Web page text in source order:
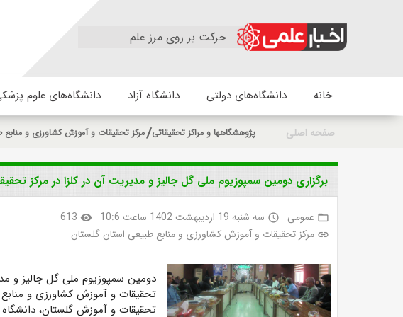
حرکت بر روی مرز علم
خانه دانشگاه‌های دولتی دانشگاه آزاد دانشگاه‌های علوم
صفحه اصلی پژوهشگاهها و مراکز تحقیقاتی مرکز تحقیقات و آموزش کشاورزی و منابع
برگزاری دومین سمپوزیوم ملی گل جالیز و مدیریت آن در کلزا در مرکز
folder_open عمومی access_time سه شنبه 19 اردیبهشت 1402 ساعت 10:6 visibility
613
link مرکز تحقیقات و آموزش کشاورزی و منابع طبیعی استان گلستان
دومین سمپوزیوم ملی گل جالیز و
تحقیقات و آموزش کشاورزی و
تحقیقات و آموزش گلستان،